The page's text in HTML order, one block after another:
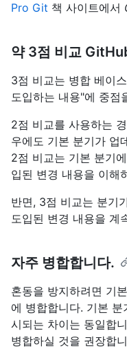
Pro Git 책 사이트에서
약 3점 비교
3점 비교는 병합 베이
도입하는 내용"에 중점
2점 비교를 사용하는
우에도 기본 분기가 업
2점 비교는 기본 분기
입된 변경 내용을 이해
반면, 3점 비교는 분기
도입된 변경 내용을 계
자주 병합합니다.
혼동을 방지하려면 기
에 병합합니다. 기본
시되는 차이는 동일합
병합하실 것을 권장합